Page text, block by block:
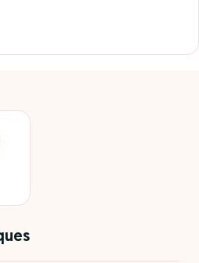
Adulte-